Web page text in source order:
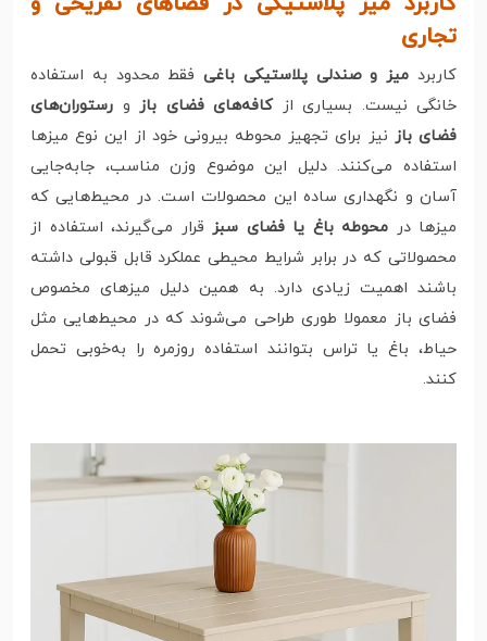
تجاری
کاربرد میز و صندلی پلاستیکی باغیفقط محدود به استفاده
خانگی نیست. بسیاری ازکافه‌های فضای باز و رستوران‌های
فضای باز نیز برای تجهیز محوطه بیرونی خود از این نوع میزها
استفاده می‌کنند. دلیل این موضوع وزن مناسب، جابه‌جایی
آسان و نگهداری ساده این محصولات است. در محیط‌هایی که
میزها در محوطه باغ یا فضای سبز قرار می‌گیرند، استفاده از
محصولاتی که در برابر شرایط محیطی عملکرد قابل قبولی داشته
باشند اهمیت زیادی دارد. به همین دلیل میزهای مخصوص
فضای باز معمولا طوری طراحی می‌شوند که در محیط‌هایی مثل
حیاط، باغ یا تراس بتوانند استفاده روزمره را به‌خوبی تحمل
کنند.